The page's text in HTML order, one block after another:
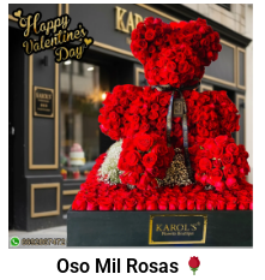
Oso Mil Rosas